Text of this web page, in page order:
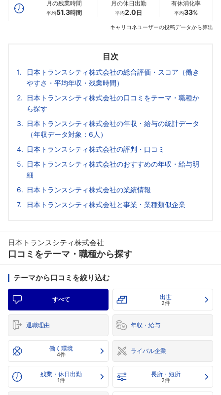
月の残業時間
平均51.3時間
月の休日出勤
平均2.0 日
有休消化率
平均33%
キャリコネユーザーの投稿データから算出
目次
日本トランスシティ株式会社の総合評価・スコア（働き
やすさ・平均年収・残業時間）
日本トランスシティ株式会社の口コミをテーマ・職種か
ら探す
日本トランスシティ株式会社の年収・給与の統計データ
（年収データ対象：6人）
日本トランスシティ株式会社の評判・口コミ
日本トランスシティ株式会社のおすすめの年収・給与明
細
日本トランスシティ株式会社の業績情報
日本トランスシティ株式会社と事業・業種類似企業
日本トランスシティ株式会社
口コミをテーマ・職種から探す
テーマから口コミを絞り込む
すべて 出世
2件
退職理由 年収・給与
働く環境
4件 ライバル企業
残業・休日出勤
1件
長所・短所
2件